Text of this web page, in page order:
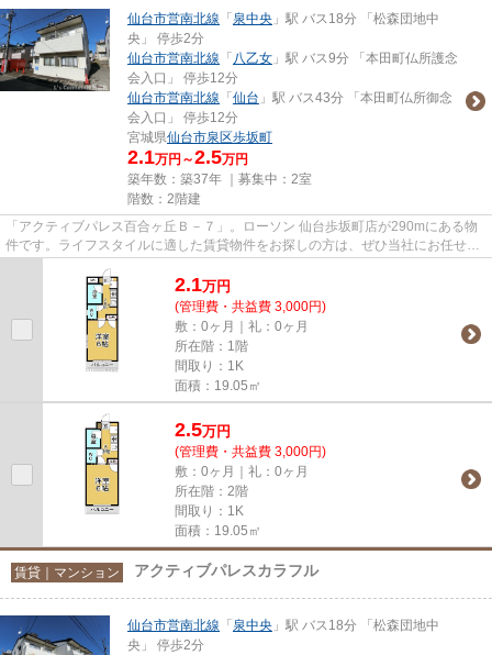
仙台市営南北線 「 泉中央 」駅 バス18分 「松森団地中
央」 停歩2分
仙台市営南北線 「 八乙女 」駅 バス9分 「本田町仏所護念
会入口」 停歩12分
仙台市営南北線 「 仙台 」駅 バス43分 「本田町仏所御念
会入口」 停歩12分
宮城県仙台市泉区歩坂町
2.1万円～2.5万円
築年数：築37年 ｜募集中： 2室
階数：2階建
「アクティブパレス百合ヶ丘Ｂ－７」。ローソン 仙台歩坂町店が290mにある物
件です。ライフスタイルに適した賃貸物件をお探しの方は、ぜひ当社にお任せ下
2.1万円
(管理費・共益費 3,000円)
敷：0ヶ月｜礼：0ヶ月
所在階：1階
間取り：1K
面積：19.05㎡
2.5万円
(管理費・共益費 3,000円)
敷：0ヶ月｜礼：0ヶ月
所在階：2階
間取り：1K
面積：19.05㎡
賃貸｜マンション アクティブパレスカラフル
仙台市営南北線 「 泉中央 」駅 バス18分 「松森団地中
央」 停歩2分